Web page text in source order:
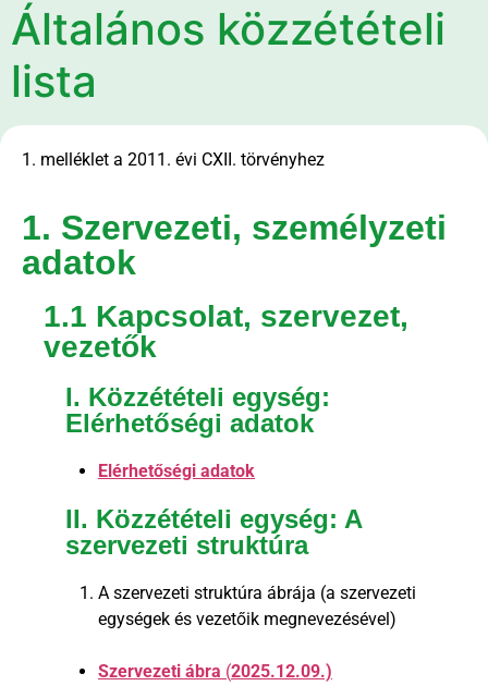
Általános közzétételi
lista
1. melléklet a 2011. évi CXII. törvényhez
1. Szervezeti, személyzeti
adatok
1.1 Kapcsolat, szervezet,
vezetők
I. Közzétételi egység:
Elérhetőségi adatok
Elérhetőségi adatok
II. Közzétételi egység: A
szervezeti struktúra
A szervezeti struktúra ábrája (a szervezeti
egységek és vezetőik megnevezésével)
Szervezeti ábra (2025.12.09.)